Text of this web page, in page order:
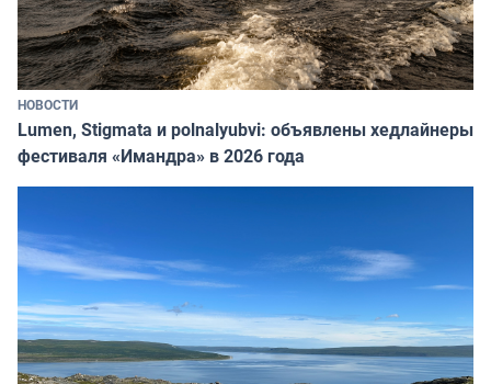
НОВОСТИ
Lumen, Stigmata и polnalyubvi: объявлены хедлайнеры
фестиваля «Имандра» в 2026 года